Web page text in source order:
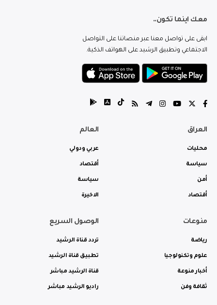
معك اينما تكون..
ابقى على تواصل معنا عبر منصاتنا على التواصل
الاجتماعي وتطبيق الرشيد على الهواتف الذكية.
العراق
محليات
سياسة
أمن
أقتصاد
العالم
عربي ودولي
أقتصاد
سياسة
الاخيرة
منوعات
رياضة
علوم وتكنولوجيا
أخبار منوعة
ثقافة وفن
الوصول السريع
تردد قناة الرشيد
تطبيق قناة الرشيد
قناة الرشيد مباشر
راديو الرشيد مباشر